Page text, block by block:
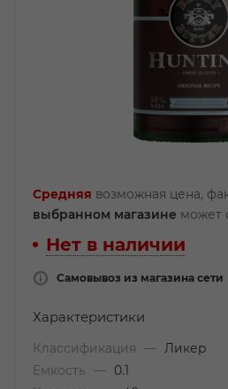
Средняя возможная цена,
выбранном магазине может
Нет в наличии
Самовывоз из магазина сети
Характеристики
Классификация —
Ликер
Емкость
—
0.1